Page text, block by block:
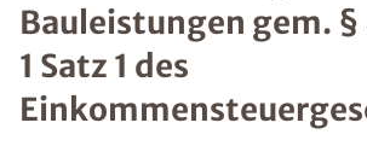
Bauleistungen gem. §
1 Satz 1 des